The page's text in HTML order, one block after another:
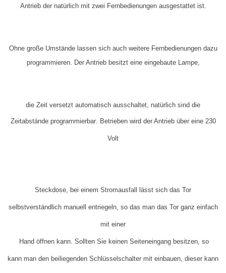
Antrieb der natürlich mit zwei Fernbedienungen ausgestattet ist.
Ohne große Umstände lassen sich auch weitere Fernbedienungen dazu
programmieren. Der Antrieb besitzt eine eingebaute Lampe,
die Zeit versetzt automatisch ausschaltet, natürlich sind die
Zeitabstände programmierbar. Betrieben wird der Antrieb über eine 230
Volt
Steckdose, bei einem Stromausfall lässt sich das Tor
selbstverständlich manuell entriegeln, so das man das Tor ganz einfach
mit einer
Hand öffnen kann. Sollten Sie keinen Seiteneingang besitzen, so
kann man den beiliegenden Schlüsselschalter mit einbauen, dieser kann